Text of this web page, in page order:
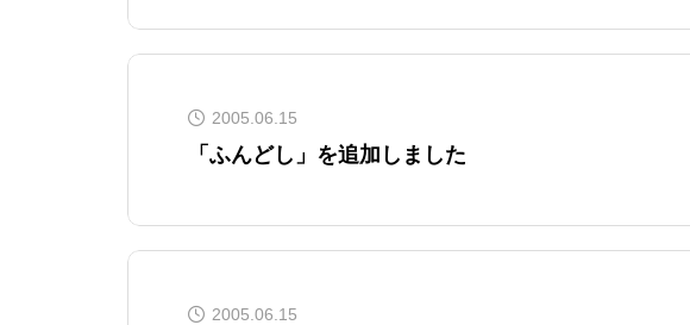
2005.06.15
「ふんどし」を追加しました
2005.06.15